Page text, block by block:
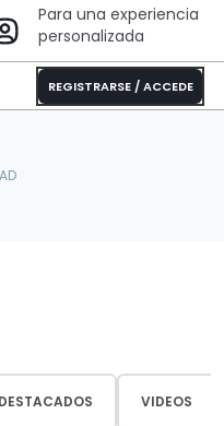
Para una experiencia
personalizada
REGISTRARSE / ACCEDE
DESTACADOS VIDEOS